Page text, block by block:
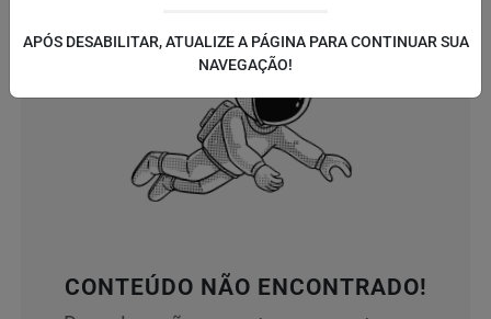
CONTEÚDO NÃO ENCONTRADO!
APÓS DESABILITAR, ATUALIZE A PÁGINA PARA CONTINUAR SUA
NAVEGAÇÃO!